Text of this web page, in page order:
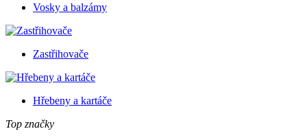
Vosky a balzámy
Zastřihovače
Hřebeny a kartáče
Top značky